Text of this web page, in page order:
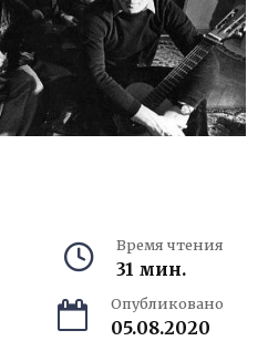
Время чтения
31 мин.
Опубликовано
05.08.2020